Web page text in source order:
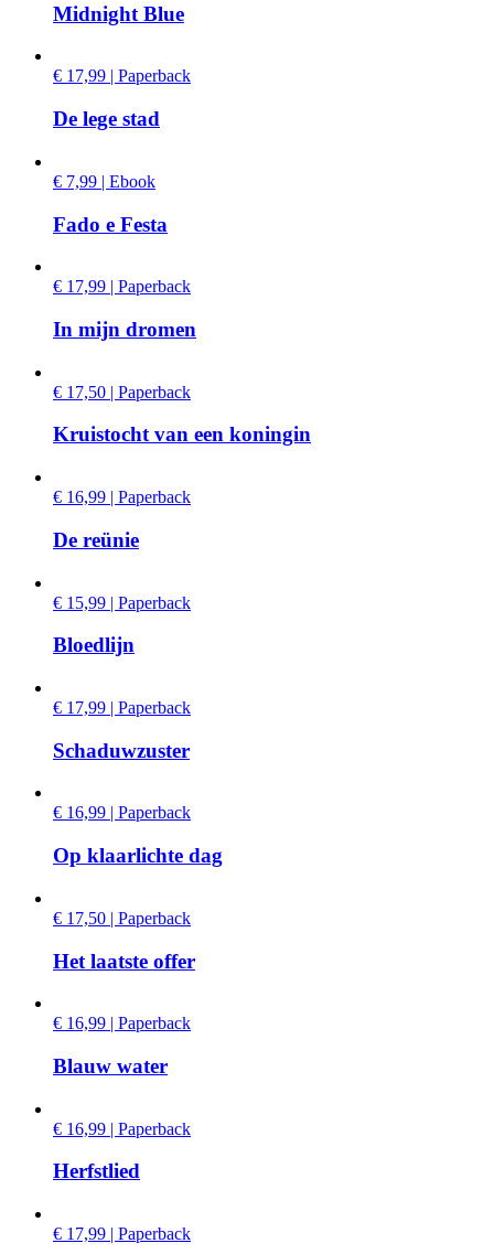
Midnight Blue
€ 17,99 | Paperback
De lege stad
€ 7,99 | Ebook
Fado e Festa
€ 17,99 | Paperback
In mijn dromen
€ 17,50 | Paperback
Kruistocht van een koningin
€ 16,99 | Paperback
De reünie
€ 15,99 | Paperback
Bloedlijn
€ 17,99 | Paperback
Schaduwzuster
€ 16,99 | Paperback
Op klaarlichte dag
€ 17,50 | Paperback
Het laatste offer
€ 16,99 | Paperback
Blauw water
€ 16,99 | Paperback
Herfstlied
€ 17,99 | Paperback